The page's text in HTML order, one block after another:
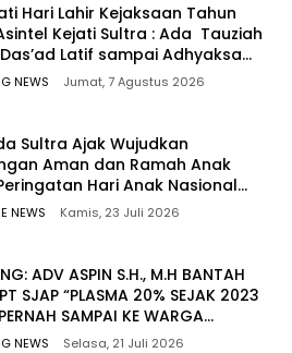
Hari Lahir Kejaksaan Tahun
Kejati Sultra : Ada Tauziah
Latif sampai Adhyaksa
NEWS Jumat, 7 Agustus 2026
Sultra Ajak Wujudkan
Aman dan Ramah Anak
Hari Anak Nasional
NEWS Kamis, 23 Juli 2026
ADV ASPIN S.H., M.H BANTAH
SJAP “PLASMA 20% SEJAK 2023
SAMPAI KE WARGA
NEWS Selasa, 21 Juli 2026